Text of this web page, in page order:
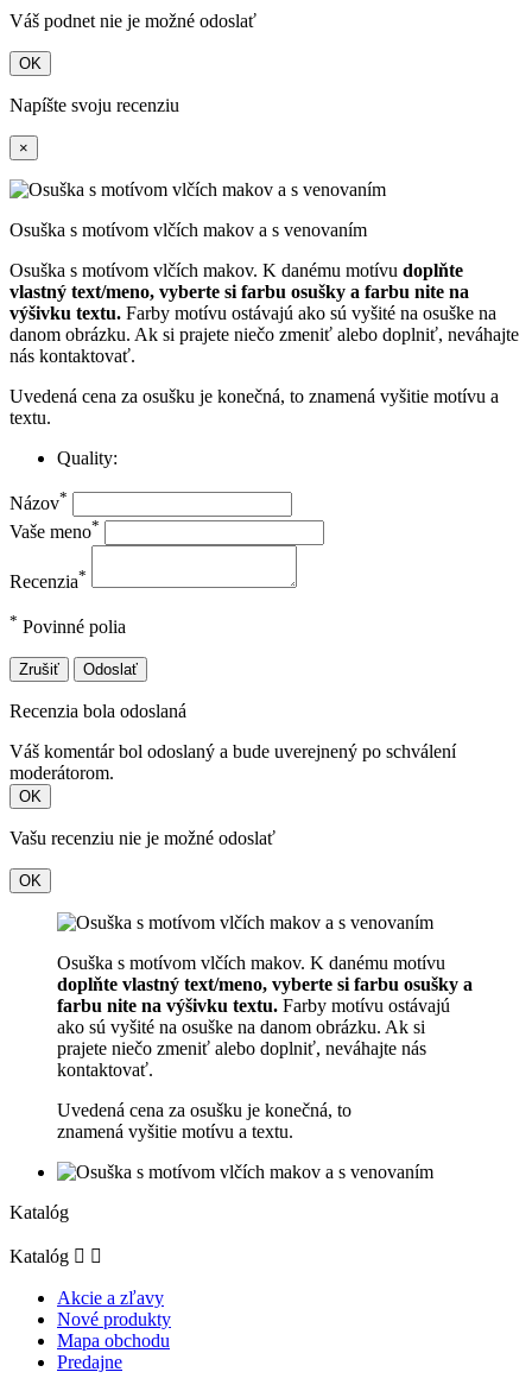
Váš podnet nie je možné odoslať
OK
Napíšte svoju recenziu
×
Osuška s motívom vlčích makov a s venovaním
Osuška s motívom vlčích makov. K danému motívu doplňte
vlastný text/meno, vyberte si farbu osušky a farbu nite na
výšivku textu. Farby motívu ostávajú ako sú vyšité na osuške na
danom obrázku. Ak si prajete niečo zmeniť alebo doplniť, neváhajte
nás kontaktovať.
Uvedená cena za osušku je konečná, to znamená vyšitie motívu a
textu.
Quality:
Názov*
Vaše meno*
Recenzia*
* Povinné polia
Zrušiť Odoslať
Recenzia bola odoslaná
Váš komentár bol odoslaný a bude uverejnený po schválení
moderátorom.
OK
Vašu recenziu nie je možné odoslať
OK
Osuška s motívom vlčích makov. K danému motívu
doplňte vlastný text/meno, vyberte si farbu osušky a
farbu nite na výšivku textu. Farby motívu ostávajú
ako sú vyšité na osuške na danom obrázku. Ak si
prajete niečo zmeniť alebo doplniť, neváhajte nás
kontaktovať.
Uvedená cena za osušku je konečná, to
znamená vyšitie motívu a textu.
Katalóg
Katalóg  
Akcie a zľavy
Nové produkty
Mapa obchodu
Predajne